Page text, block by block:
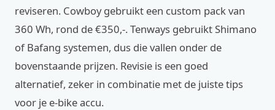
reviseren. Cowboy gebruikt een custom pack van
360 Wh, rond de €350,-. Tenways gebruikt Shimano
of Bafang systemen, dus die vallen onder de
bovenstaande prijzen. Revisie is een goed
alternatief, zeker in combinatie met de juiste tips
voor je e-bike accu.